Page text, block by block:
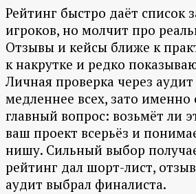
Рейтинг быстро даёт список
игроков, но молчит про
Отзывы и кейсы ближе к
к накрутке и редко
Личная проверка через аудит
медленнее всех, зато именно
главный вопрос: возьмёт ли
ваш проект всерьёз и
нишу. Сильный выбор
рейтинг дал шорт-лист,
аудит выбрал финалиста.